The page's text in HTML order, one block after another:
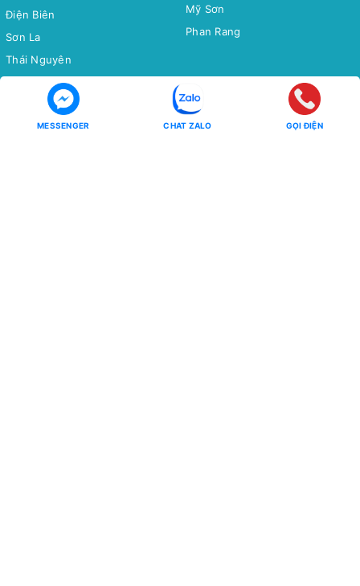
Điện Biên
Sơn La
Thái Nguyên
Mỹ Sơn
Phan Rang
Tour Miền Nam Tour Quốc tế
MESSENGER CHAT ZALO GỌI ĐIỆN